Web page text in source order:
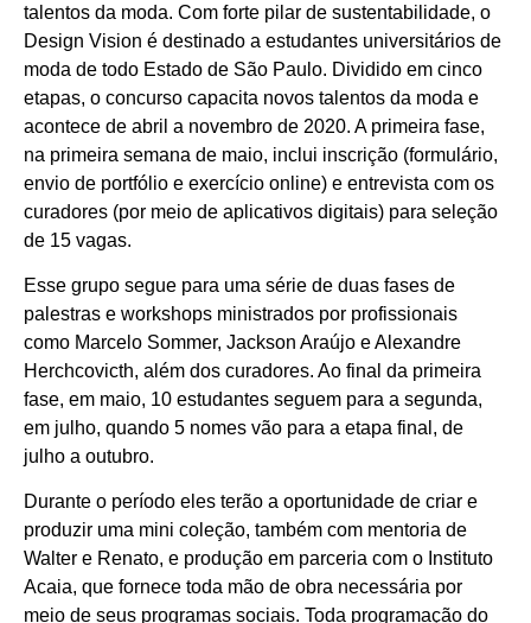
talentos da moda. Com forte pilar de sustentabilidade, o
Design Vision é destinado a estudantes universitários de
moda de todo Estado de São Paulo. Dividido em cinco
etapas, o concurso capacita novos talentos da moda e
acontece de abril a novembro de 2020. A primeira fase,
na primeira semana de maio, inclui inscrição (formulário,
envio de portfólio e exercício online) e entrevista com os
curadores (por meio de aplicativos digitais) para seleção
de 15 vagas.
Esse grupo segue para uma série de duas fases de
palestras e workshops ministrados por profissionais
como Marcelo Sommer, Jackson Araújo e Alexandre
Herchcovicth, além dos curadores. Ao final da primeira
fase, em maio, 10 estudantes seguem para a segunda,
em julho, quando 5 nomes vão para a etapa final, de
julho a outubro.
Durante o período eles terão a oportunidade de criar e
produzir uma mini coleção, também com mentoria de
Walter e Renato, e produção em parceria com o Instituto
Acaia, que fornece toda mão de obra necessária por
meio de seus programas sociais. Toda programação do